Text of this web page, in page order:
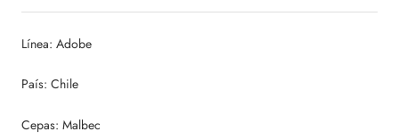
Línea: Adobe
País: Chile
Cepas: Malbec